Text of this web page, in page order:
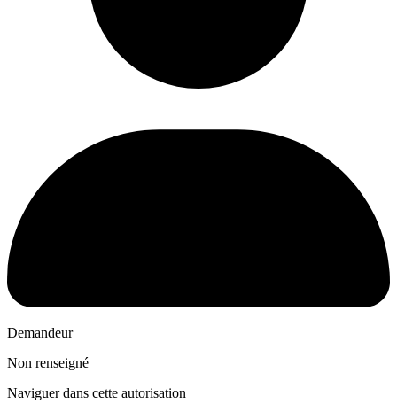
Demandeur
Non renseigné
Naviguer dans cette autorisation